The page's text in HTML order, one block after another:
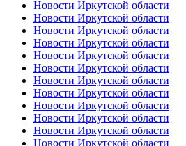
Новости Иркутской области
Новости Иркутской области
Новости Иркутской области
Новости Иркутской области
Новости Иркутской области
Новости Иркутской области
Новости Иркутской области
Новости Иркутской области
Новости Иркутской области
Новости Иркутской области
Новости Иркутской области
Новости Иркутской области